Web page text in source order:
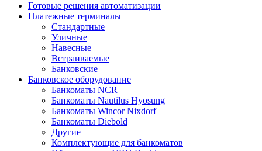
Готовые решения автоматизации
Платежные терминалы
Стандартные
Уличные
Навесные
Встраиваемые
Банковские
Банковское оборудование
Банкоматы NCR
Банкоматы Nautilus Hyosung
Банкоматы Wincor Nixdorf
Банкоматы Diebold
Другие
Комплектующие для банкоматов